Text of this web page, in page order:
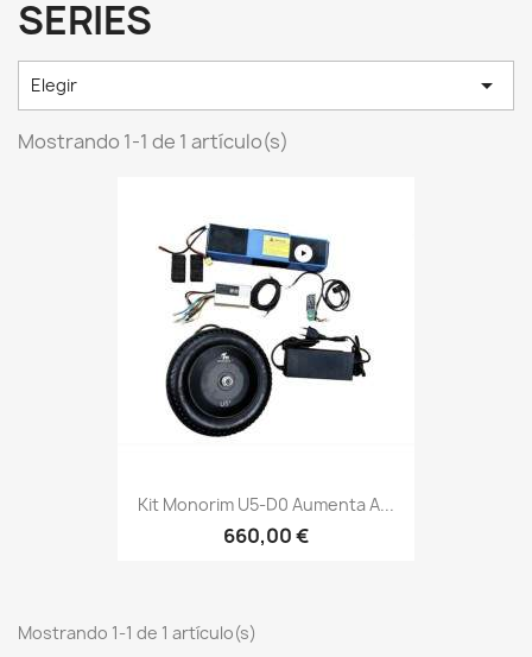
SERIES
Elegir 
Mostrando 1-1 de 1 artículo(s)
Kit Monorim U5-D0 Aumenta A...
660,00 €
Mostrando 1-1 de 1 artículo(s)